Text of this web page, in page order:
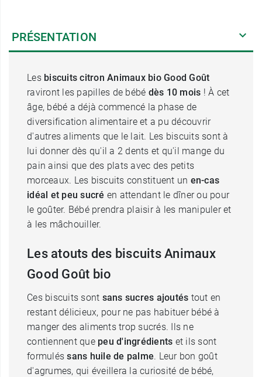
PRÉSENTATION
Les biscuits citron Animaux bio Good Goût
raviront les papilles de bébé dès 10 mois ! À cet
âge, bébé a déjà commencé la phase de
diversification alimentaire et a pu découvrir
d'autres aliments que le lait. Les biscuits sont à
lui donner dès qu'il a 2 dents et qu'il mange du
pain ainsi que des plats avec des petits
morceaux. Les biscuits constituent un en-cas
idéal et peu sucré en attendant le dîner ou pour
le goûter. Bébé prendra plaisir à les manipuler et
à les mâchouiller.
Les atouts des biscuits Animaux
Good Goût bio
Ces biscuits sont sans sucres ajoutés tout en
restant délicieux, pour ne pas habituer bébé à
manger des aliments trop sucrés. Ils ne
contiennent que peu d'ingrédients et ils sont
formuléssans huile de palme. Leur bon goût
d'agrumes, qui éveillera la curiosité de bébé,